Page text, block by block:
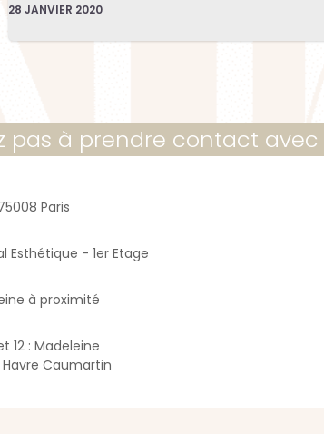
28 JANVIER 2020
pas à prendre contact avec
Paris
Esthétique - 1er Etage
à proximité
12 : Madeleine
Caumartin